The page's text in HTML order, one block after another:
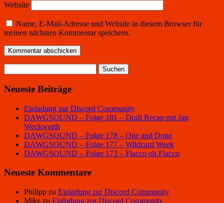
Website
Name, E-Mail-Adresse und Website in diesem Browser für
meinen nächsten Kommentar speichern.
nach:
Neueste Beiträge
Einladung zur Discord Community
DAWGSOUND – Folge 181 – Draft Recap mit Jan
Weckwerth
DAWGSOUND – Folge 178 – One and Done
DAWGSOUND – Folge 177 – Wildcard Week
DAWGSOUND – Folge 173 – Flacco oh Flacco
Neueste Kommentare
Philipp zu Einladung zur Discord Community
Mike zu Einladung zur Discord Community